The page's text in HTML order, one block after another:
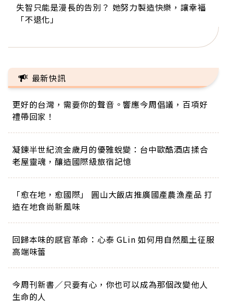
失智只能是漫長的告別？ 她努力製造快樂，讓幸福
「不退化」
來自剛果的巧克力神父 為台灣奉獻36年 「台灣是我
的家，我連作夢都講台語！」
63歲卸矽谷副總、搬回台灣找快樂！「蛋黃哥小
丑」走進安養院，逗樂上萬爺奶：退休後才開始真
104歲打破金氏世界紀錄 成為全球最年長羽球選
手，分享長壽的秘密原來是「這個」
事業巔峰他選擇追夢…黑手阿伯拉小提琴還登上小
巨蛋！連CNN都大讚！
最新快訊
更好的台灣，需要你的聲音。響應今周倡議，百項好
禮帶回家！
凝鍊半世紀流金歲月的優雅蛻變：台中歐酷酒店揉合
老屋靈魂，釀造國際級旅宿記憶
「愈在地，愈國際」 圓山大飯店推廣國產農漁產品 打
造在地食尚新風味
回歸本味的感官革命：心泰 GLin 如何用自然風土征服
高端味蕾
今周刊新書／只要有心，你也可以成為那個改變他人
生命的人